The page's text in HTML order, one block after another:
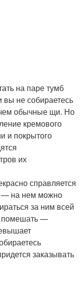
на паре тумб
вы не собираетесь
чем обычные щи. Но
кремового
и покрытого
их
справляется
— на нем можно
за ним всей
помешать —
заказывать